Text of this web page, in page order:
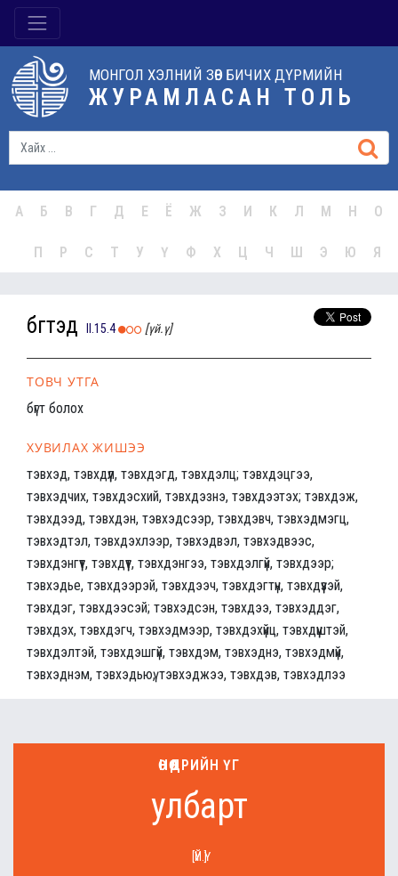
МОНГОЛ ХЭЛНИЙ ЗӨВ БИЧИХ ДҮРМИЙН
ЖУРАМЛАСАН ТОЛЬ
А Б В Г Д Е Ё Ж З И К Л М Н О
П Р С Т У Ү Ф Х Ц Ч Ш Э Ю Я
бүгтэд II.15.4 [үй.ү]
ТОВЧ УТГА
бүгт болох
ХУВИЛАХ ЖИШЭЭ
тэвхэд, тэвхдүүл, тэвхдэгд, тэвхдэлц; тэвхдэцгээ,
тэвхэдчих, тэвхдэсхий, тэвхдэзнэ, тэвхдээтэх; тэвхдэж,
тэвхдээд, тэвхдэн, тэвхэдсээр, тэвхдэвч, тэвхэдмэгц,
тэвхэдтэл, тэвхдэхлээр, тэвхэдвэл, тэвхэдвээс,
тэвхдэнгүүт, тэвхдүүт, тэвхдэнгээ, тэвхдэлгүй, тэвхдээр;
тэвхэдье, тэвхдээрэй, тэвхдээч, тэвхдэгтүн, тэвхдүүзэй,
тэвхдэг, тэвхдээсэй; тэвхэдсэн, тэвхдээ, тэвхэддэг,
тэвхдэх, тэвхдэгч, тэвхэдмээр, тэвхдэхүйц, тэвхдүүштэй,
тэвхдэлтэй, тэвхдэшгүй, тэвхдэм, тэвхэднэ, тэвхэдмүй,
тэвхэднэм, тэвхэдьюү, тэвхэджээ, тэвхдэв, тэвхэдлээ
ӨНӨӨДРИЙН ҮГ
улбарт
[ҮЙ.Ү]